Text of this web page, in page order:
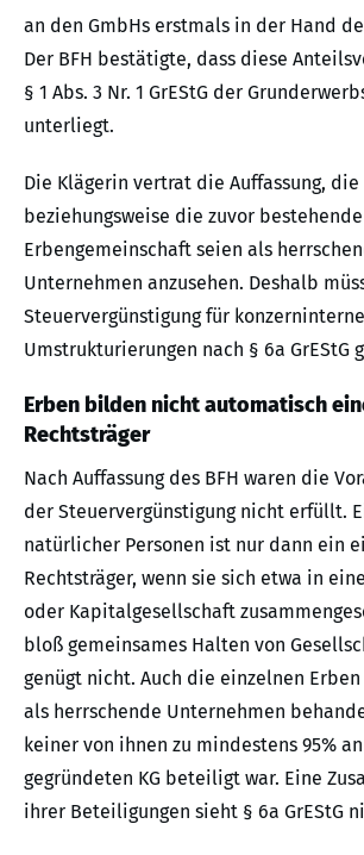
an den GmbHs erstmals in der Hand
Der BFH bestätigte, dass diese
§ 1 Abs. 3 Nr. 1 GrEStG der
unterliegt.
Die Klägerin vertrat die Auffassung, die
beziehungsweise die zuvor bestehende
Erbengemeinschaft seien als
Unternehmen anzusehen. Deshalb
Steuervergünstigung für konzerninterne
Umstrukturierungen nach § 6a GrEStG
Erben bilden nicht automatisch
Rechtsträger
Nach Auffassung des BFH waren die
der Steuervergünstigung nicht erfüllt.
natürlicher Personen ist nur dann ein
Rechtsträger, wenn sie sich etwa in
oder Kapitalgesellschaft
bloß gemeinsames Halten von
genügt nicht. Auch die einzelnen
als herrschende Unternehmen
keiner von ihnen zu mindestens 95%
gegründeten KG beteiligt war. Eine
ihrer Beteiligungen sieht § 6a GrEStG